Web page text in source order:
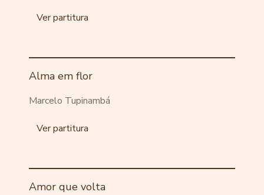
Ver partitura
Alma em flor
Marcelo Tupinambá
Ver partitura
Amor que volta